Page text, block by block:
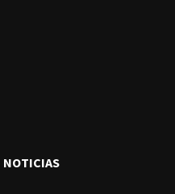
NOTICIAS